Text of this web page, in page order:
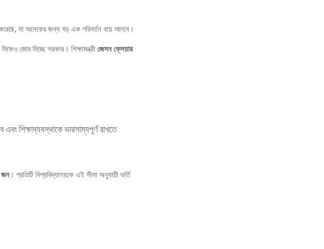
করেছে, যা অনেকের জন্য বড় এক পরিবর্তন বয়ে আনবে।
জোর দিচ্ছে সরকার। শিক্ষামন্ত্রী জেসন ক্লেয়ার
শিক্ষাব্যবস্থাকে ভারসাম্যপূর্ণ রাখতে
জন। প্রতিটি বিশ্ববিদ্যালয়কে এই সীমা অনুযায়ী ভর্তি